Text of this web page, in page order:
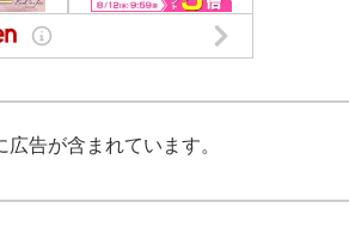
広告が含まれています。